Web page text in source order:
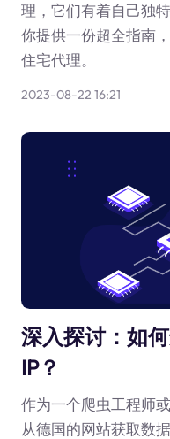
理，它们有着自己独
你提供一份超全指南
住宅代理。
2023-08-22 16:21
深入探讨：如
IP？
作为一个爬虫工程师
从德国的网站获取数